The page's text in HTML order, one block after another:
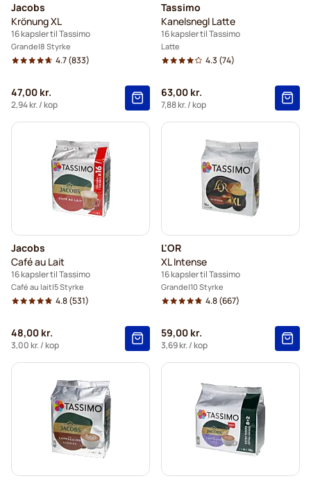
Jacobs
Krönung XL
16 kapsler til Tassimo
Grande 8 Styrke
4.7(833)
47,00 kr.
2,94 kr./ kop
Tassimo
Kanelsnegl Latte
16 kapsler til Tassimo
Latte
4.3 (74)
63,00 kr.
7,88 kr./ kop
Jacobs
Café au Lait
16 kapsler til Tassimo
Café au lait 5 Styrke
4.8(531)
48,00 kr.
3,00 kr./ kop
L'OR
XL Intense
16 kapsler til Tassimo
Grande 10 Styrke
4.8(667)
59,00 kr.
3,69 kr./ kop